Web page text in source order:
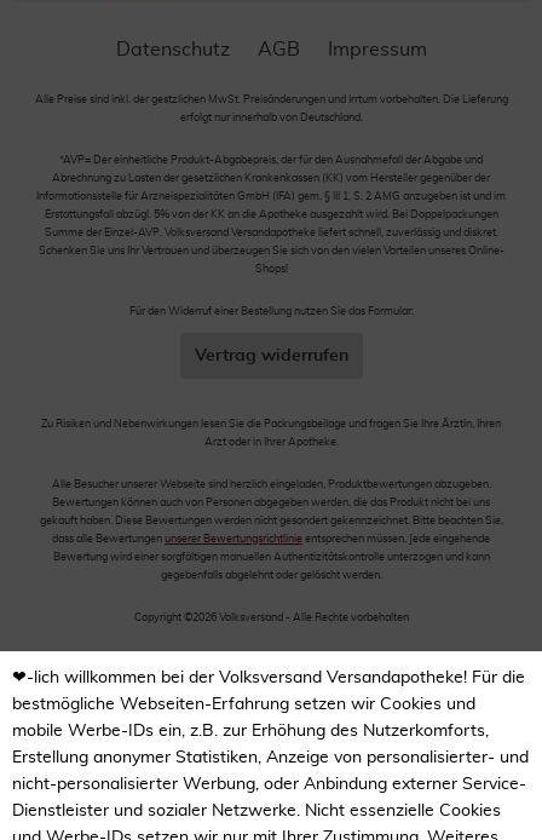
Datenschutz AGB Impressum
Alle Preise sind inkl. der gestzlichen MwSt. Preisänderungen und Irrtum vorbehalten. Die Lieferung
erfolgt nur innerhalb von Deutschland.
*AVP= Der einheitliche Produkt-Abgabepreis, der für den Ausnahmefall der Abgabe und
Abrechnung zu Lasten der gesetzlichen Krankenkassen (KK) vom Hersteller gegenüber der
Informationsstelle für Arzneispezialitäten GmbH (IFA) gem. § III 1, S. 2 AMG anzugeben ist und im
Erstattungsfall abzügl. 5% von der KK an die Apotheke ausgezahlt wird. Bei Doppelpackungen
Summe der Einzel-AVP. Volksversand Versandapotheke liefert schnell, zuverlässig und diskret.
Schenken Sie uns Ihr Vertrauen und überzeugen Sie sich von den vielen Vorteilen unseres Online-
Shops!
Für den Widerruf einer Bestellung nutzen Sie das Formular:
Vertrag widerrufen
Zu Risiken und Nebenwirkungen lesen Sie die Packungsbeilage und fragen Sie Ihre Ärztin, Ihren
Arzt oder in Ihrer Apotheke.
Alle Besucher unserer Webseite sind herzlich eingeladen, Produktbewertungen abzugeben.
Bewertungen können auch von Personen abgegeben werden, die das Produkt nicht bei uns
gekauft haben. Diese Bewertungen werden nicht gesondert gekennzeichnet. Bitte beachten Sie,
dass alle Bewertungen unserer Bewertungsrichtlinie entsprechen müssen. Jede eingehende
Bewertung wird einer sorgfältigen manuellen Authentizitätskontrolle unterzogen und kann
gegebenfalls abgelehnt oder gelöscht werden.
Copyright ©2026 Volksversand - Alle Rechte vorbehalten
❤-lich willkommen bei der Volksversand Versandapotheke! Für die
bestmögliche Webseiten-Erfahrung setzen wir Cookies und
mobile Werbe-IDs ein, z.B. zur Erhöhung des Nutzerkomforts,
Erstellung anonymer Statistiken, Anzeige von personalisierter- und
nicht-personalisierter Werbung, oder Anbindung externer Service-
Dienstleister und sozialer Netzwerke. Nicht essenzielle Cookies